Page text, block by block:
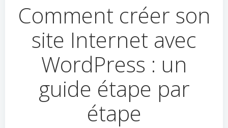
Comment créer son
site Internet avec
WordPress : un
guide étape par
étape